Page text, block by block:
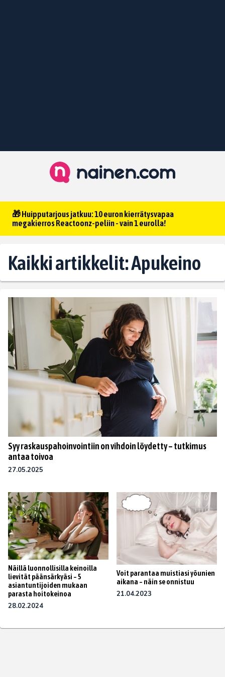
🎁 Huipputarjous jatkuu: 10 euron kierrätysvapaa
megakierros Reactoonz-peliin - vain 1 eurolla!
Kaikki artikkelit: Apukeino
Syy raskauspahoinvointiin on vihdoin löydetty – tutkimus
antaa toivoa
27.05.2025
Näillä luonnollisilla keinoilla
lievität päänsärkyäsi – 5
asiantuntijoiden mukaan
parasta hoitokeinoa
28.02.2024
Voit parantaa muistiasi yöunien
aikana – näin se onnistuu
21.04.2023